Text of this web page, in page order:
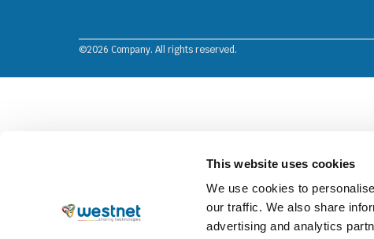
This website uses cookies
We use cookies to
our traffic. We also share
advertising and analytics
©2026 Company. All rights reserved.